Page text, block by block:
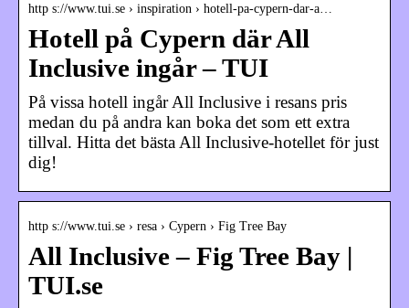
http s://www.tui.se › inspiration › hotell-pa-cypern-dar-a…
Hotell på Cypern där All
Inclusive ingår – TUI
På vissa hotell ingår All Inclusive i resans pris
medan du på andra kan boka det som ett extra
tillval. Hitta det bästa All Inclusive-hotellet för just
dig!
http s://www.tui.se › resa › Cypern › Fig Tree Bay
All Inclusive – Fig Tree Bay |
TUI.se